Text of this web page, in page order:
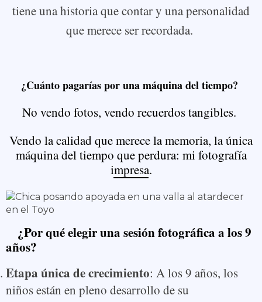
tiene una historia que contar y una personalidad
que merece ser recordada.
¿Cuánto pagarías por una máquina del tiempo?
No vendo fotos, vendo recuerdos tangibles.
Vendo la calidad que merece la memoria, la única
máquina del tiempo que perdura: mi fotografía
impresa.
¿Por qué elegir una sesión fotográfica a los 9
años?
Etapa única de crecimiento: A los 9 años, los
niños están en pleno desarrollo de su